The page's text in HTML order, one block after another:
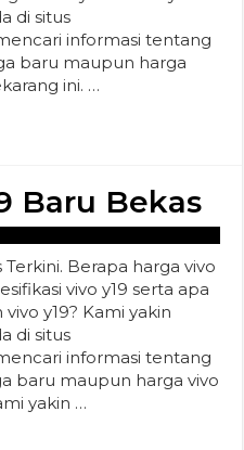
di situs
informasi tentang
baru maupun harga
ini. …
Baru Bekas
Terkini. Berapa harga vivo
vivo y19 serta apa
y19? Kami yakin
di situs
informasi tentang
baru maupun harga vivo
yakin …